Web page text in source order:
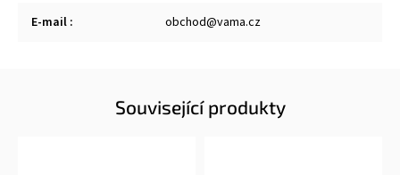
E-mail : obchod@vama.cz
Související produkty